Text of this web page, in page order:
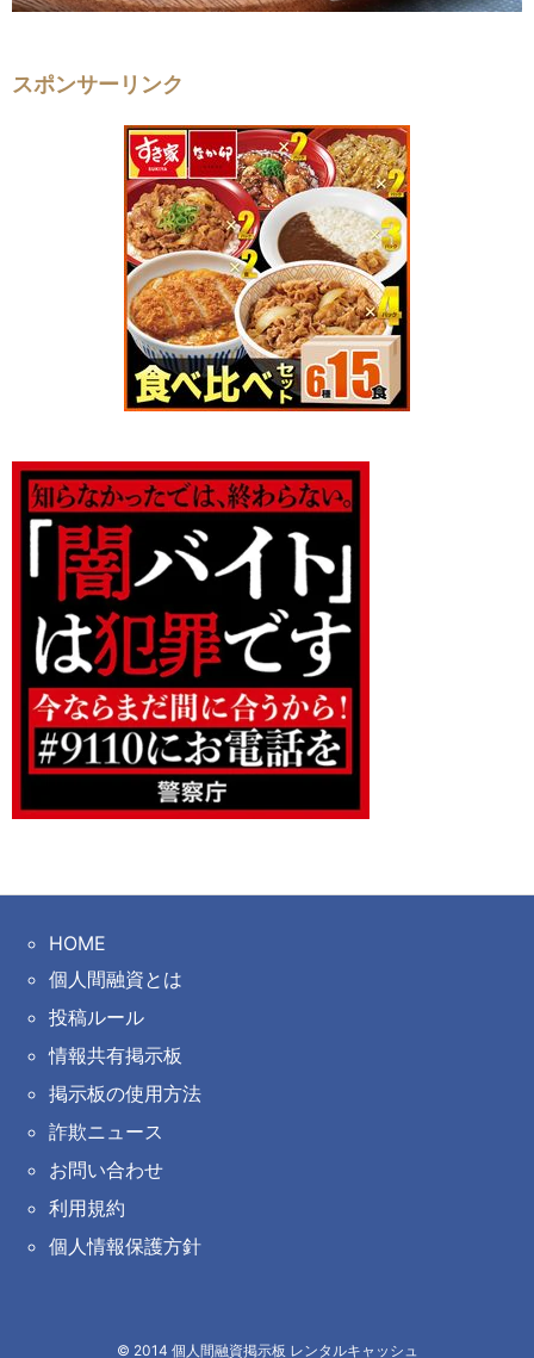
スポンサーリンク
HOME
個人間融資とは
投稿ルール
情報共有掲示板
掲示板の使用方法
詐欺ニュース
お問い合わせ
利用規約
個人情報保護方針
© 2014 個人間融資掲示板 レンタルキャッシュ